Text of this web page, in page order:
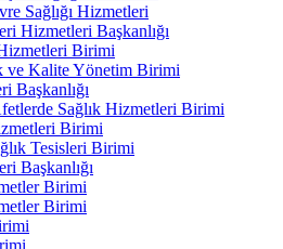
Sağlığı Hizmetleri
Hizmetleri Başkanlığı
Birimi
ve Kalite Yönetim Birimi
Başkanlığı
Sağlık Hizmetleri Birimi
Birimi
Tesisleri Birimi
Başkanlığı
Birimi
Birimi